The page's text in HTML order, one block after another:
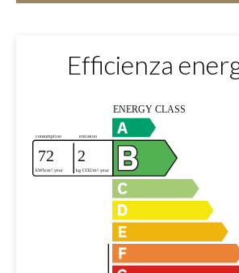
Efficienza